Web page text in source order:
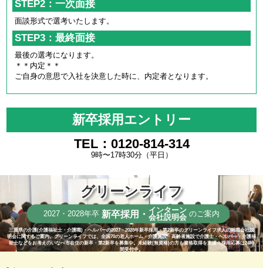
STEP2：一次面接
面談形式で選考いたします。
STEP3：最終面接
最後の選考になります。
＊＊内定＊＊
ご自身の意思で入社を決意した時に、内定者となります。
新卒採用エントリー
TEL：0120-814-314
9時〜17時30分（平日）
グリーンライフ
2027・2028年卒 新卒採用・ インターン
会社説明会 のご案内
三重県の介護(介護福祉士・介護職)・ヘルパーの2027・2028年新卒採用・第2新卒のグリーンライフ求人の就職会社説
明会に関するご案内。グリーンライフでは、全国70の老人ホーム・介護施設・高齢者施設で介護士・ヘルパー・介護福
祉士などをお考えのいなべ市在住の新卒・第2新卒を募集中。未経験(無資格)の方も資格取得を支援！採用応募は24時
間受付中。